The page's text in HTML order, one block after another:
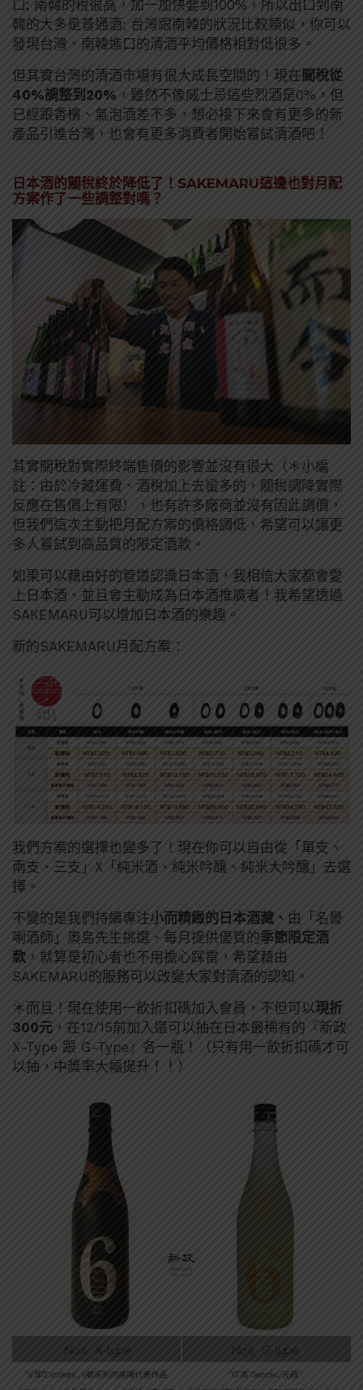
口; 南韓的稅很高，加一加快要到100%，所以出口到南
韓的大多是普通酒; 台灣跟南韓的狀況比較類似，你可以
發現台灣、南韓進口的清酒平均價格相對低很多。
但其實台灣的清酒市場有很大成長空間的！現在 關稅從
40%調整到20% ，雖然不像威士忌這些烈酒是0%，但
已經跟香檳、氣泡酒差不多，想必接下來會有更多的新
產品引進台灣，也會有更多消費者開始嘗試清酒吧！
日本酒的關稅終於降低了！SAKEMARU這邊也對月配
方案作了一些調整對嗎？
其實關稅對實際終端售價的影響並沒有很大（＊小編
註：由於冷藏運費、酒稅加上去蠻多的，關稅調降實際
反應在售價上有限），也有許多廠商並沒有因此調價，
但我們這次主動把月配方案的價格調低，希望可以讓更
多人嘗試到高品質的限定酒款。
如果可以藉由好的管道認識日本酒，我相信大家都會愛
上日本酒、並且會主動成為日本酒推廣者！我希望透過
SAKEMARU可以增加日本酒的樂趣。
新的SAKEMARU月配方案：
我們方案的選擇也變多了！現在你可以自由從「單支、
兩支、三支」X「純米酒、純米吟釀、純米大吟釀」去選
擇。
不變的是我們持續專注小而精緻的日本酒藏、 由「名譽
唎酒師」奧島先生挑選、 每月提供優質的季節限定酒
款 ，就算是初心者也不用擔心踩雷，希望藉由
SAKEMARU的服務可以改變大家對清酒的認知。
＊而且！現在使用一飲折扣碼加入會員，不但可以現折
300元 ，在12/15前加入還可以抽在日本最稀有的 『新政
X-Type 跟 G-Type』各一瓶！（只有用一飲折扣碼才可
以抽，中獎率大幅提升！！）